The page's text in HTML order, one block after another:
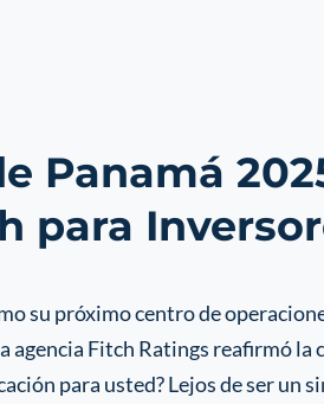
Panamá
para
su próximo centro de
Fitch Ratings reafirmó la
para usted? Lejos de ser un